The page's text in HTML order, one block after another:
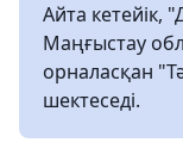
Айта кетейік,
Маңғыстау
орналасқан
шектеседі.